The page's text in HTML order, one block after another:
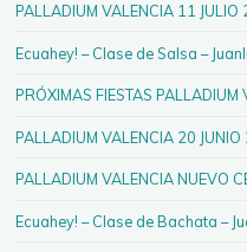
PALLADIUM VALENCIA 11 JULIO
Ecuahey! – Clase de Salsa –
PRÓXIMAS FIESTAS
PALLADIUM VALENCIA 20
PALLADIUM VALENCIA NUEVO
Ecuahey! – Clase de Bachata –